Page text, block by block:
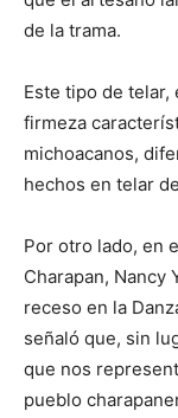
de la trama.
Este tipo de
firmeza
michoacanos,
hechos en telar
Por otro lado, en
Charapan, Nancy
receso en la
señaló que, sin
que nos
pueblo